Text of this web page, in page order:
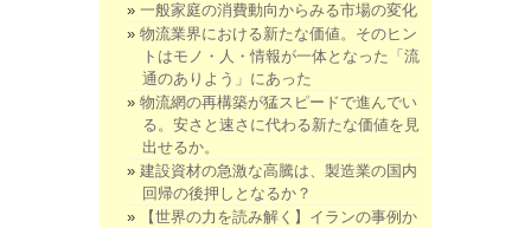
一般家庭の消費動向からみる市場の変化
物流業界における新たな価値。そのヒン
トはモノ・人・情報が一体となった「流
通のありよう」にあった
物流網の再構築が猛スピードで進んでい
る。安さと速さに代わる新たな価値を見
出せるか。
建設資材の急激な高騰は、製造業の国内
回帰の後押しとなるか？
【世界の力を読み解く】イランの事例か